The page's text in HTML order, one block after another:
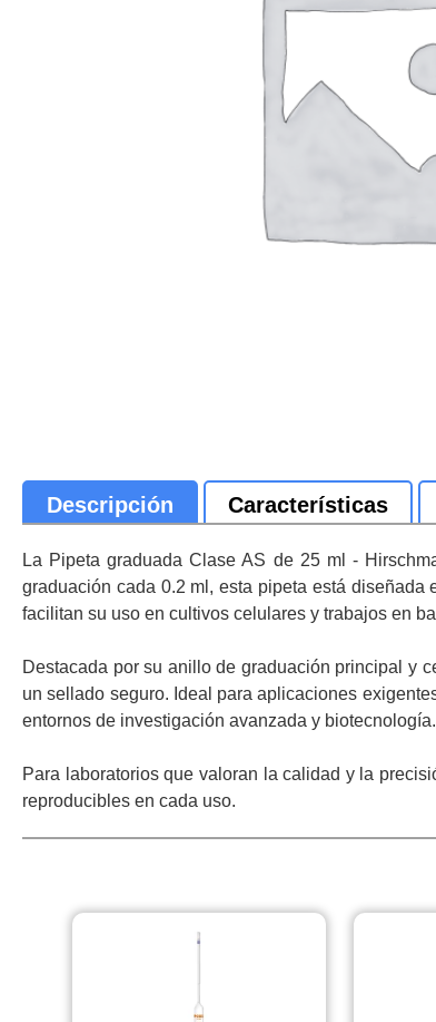
Descripción Características
La Pipeta graduada Clase AS de 25 ml -
graduación cada 0.2 ml, esta pipeta está
facilitan su uso en cultivos celulares y trabajos en
Destacada por su anillo de graduación principal y
un sellado seguro. Ideal para aplicaciones
entornos de investigación avanzada y biotecnología.
Para laboratorios que valoran la calidad y la
reproducibles en cada uso.